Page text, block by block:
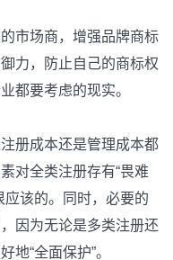
市场商，增强品牌商标
力，防止自己的商标权
都要考虑的现实。
册成本还是管理成本都
对全类注册存有“畏难
应该的。同时，必要的
因为无论是多类注册还
地“全面保护”。